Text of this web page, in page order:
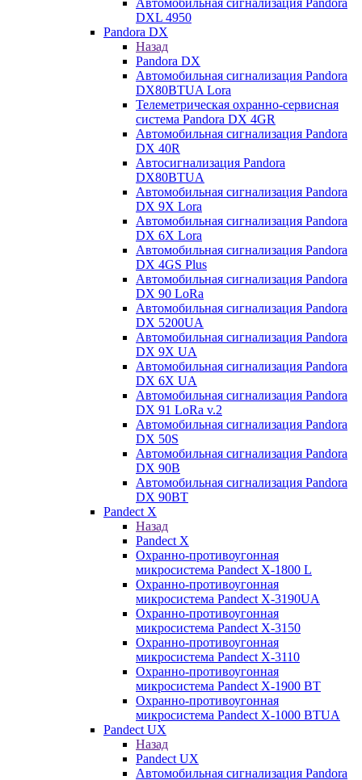
Автомобильная сигнализация Pandora
DXL 4950
Pandora DX
Назад
Pandora DX
Автомобильная сигнализация Pandora
DX80BTUA Lora
Телеметрическая охранно-сервисная
система Pandora DX 4GR
Автомобильная сигнализация Pandora
DX 40R
Автосигнализация Pandora
DX80BTUA
Автомобильная сигнализация Pandora
DX 9X Lora
Автомобильная сигнализация Pandora
DX 6X Lora
Автомобильная сигнализация Pandora
DX 4GS Plus
Автомобильная сигнализация Pandora
DX 90 LoRa
Автомобильная сигнализация Pandora
DX 5200UA
Автомобильная сигнализация Pandora
DX 9Х UA
Автомобильная сигнализация Pandora
DX 6Х UA
Автомобильная сигнализация Pandora
DX 91 LoRa v.2
Автомобильная сигнализация Pandora
DX 50S
Автомобильная сигнализация Pandora
DX 90B
Автомобильная сигнализация Pandora
DX 90BT
Pandect X
Назад
Pandect X
Охранно-противоугонная
микросистема Pandect X-1800 L
Охранно-противоугонная
микросистема Pandect X-3190UA
Охранно-противоугонная
микросистема Pandect X-3150
Охранно-противоугонная
микросистема Pandect X-3110
Охранно-противоугонная
микросистема Pandect X-1900 BT
Охранно-противоугонная
микросистема Pandect X-1000 BTUA
Pandect UX
Назад
Pandect UX
Автомобильная сигнализация Pandora